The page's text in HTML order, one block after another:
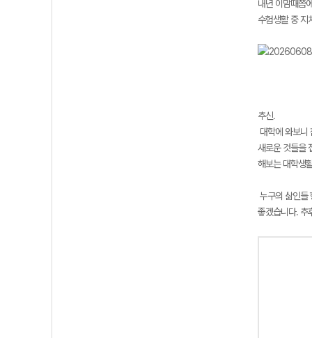
내년 이맘때쯤
수험생활 중 지
추신.
대학에 와보니
새로운 것들을
해보는 대학생
누구의 삶인들
좋겠습니다. 추